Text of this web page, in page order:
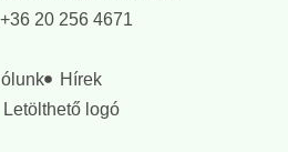
+36 20 256 4671
Hírek
Letölthető logó